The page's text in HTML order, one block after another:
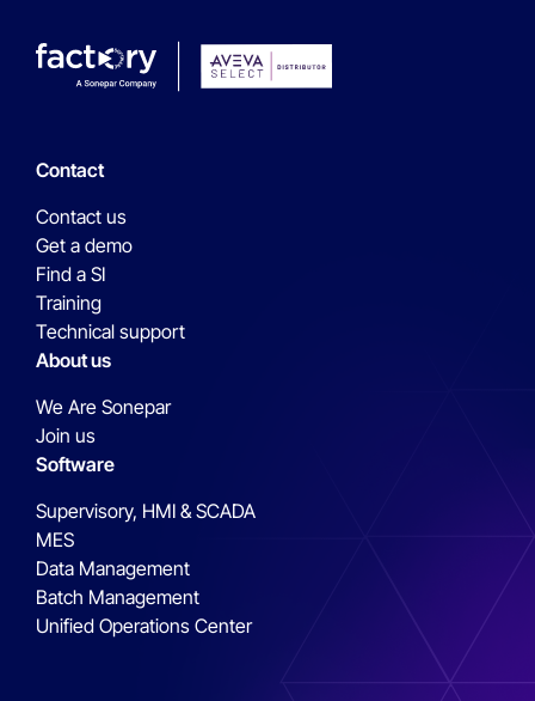
Contact
Contact us
Get a demo
Find a SI
Training
Technical support
About us
We Are Sonepar
Join us
Software
Supervisory, HMI & SCADA
MES
Data Management
Batch Management
Unified Operations Center